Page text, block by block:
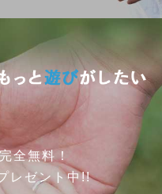
全無料！
レゼント中!!